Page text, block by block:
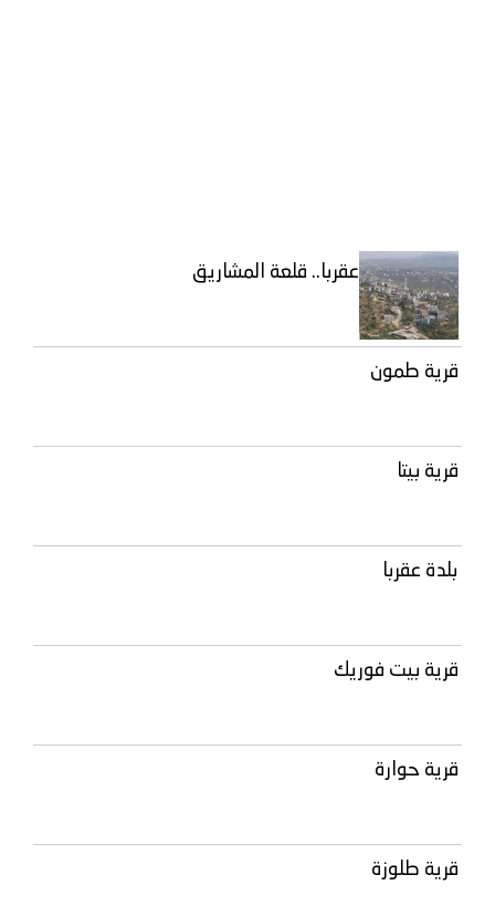
عقربا.. قلعة المشاريق
قرية طمون
قرية بيتا
بلدة عقربا
قرية بيت فوريك
قرية حوارة
قرية طلوزة